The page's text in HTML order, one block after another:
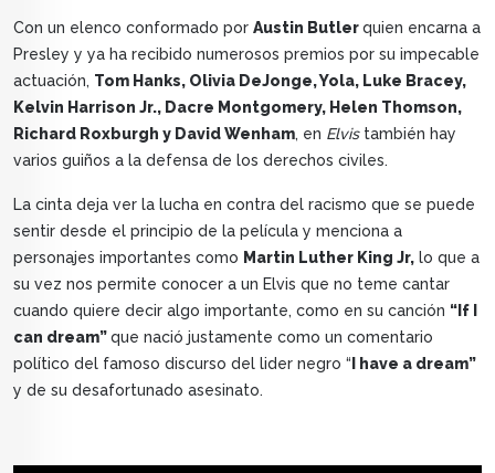
Con un elenco conformado por Austin Butlerquien encarna a
Presley y ya ha recibido numerosos premios por su impecable
actuación, Tom Hanks, Olivia DeJonge, Yola, Luke Bracey,
Kelvin Harrison Jr., Dacre Montgomery, Helen Thomson,
Richard Roxburgh y David Wenham, en Elvistambién hay
varios guiños a la defensa de los derechos civiles.
La cinta deja ver la lucha en contra del racismo que se puede
sentir desde el principio de la película y menciona a
personajes importantes como Martin Luther King Jr, lo que a
su vez nos permite conocer a un Elvis que no teme cantar
cuando quiere decir algo importante, como en su canción “If I
can dream”que nació justamente como un comentario
político del famoso discurso del lider negro “ I have a dream”
y de su desafortunado asesinato.